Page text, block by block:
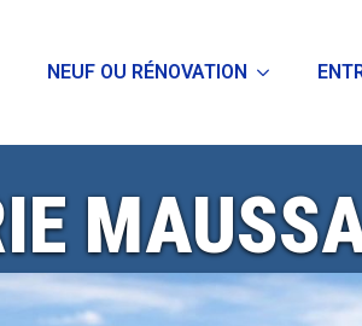
NEUF OU RÉNOVATION